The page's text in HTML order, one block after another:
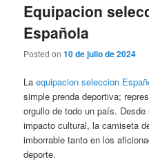
Equipacion
Española
Posted on10 de julio de 2024
Laequipacion seleccion
simple prenda deportiva;
orgullo de todo un país.
impacto cultural, la camiseta
imborrable tanto en los
deporte.